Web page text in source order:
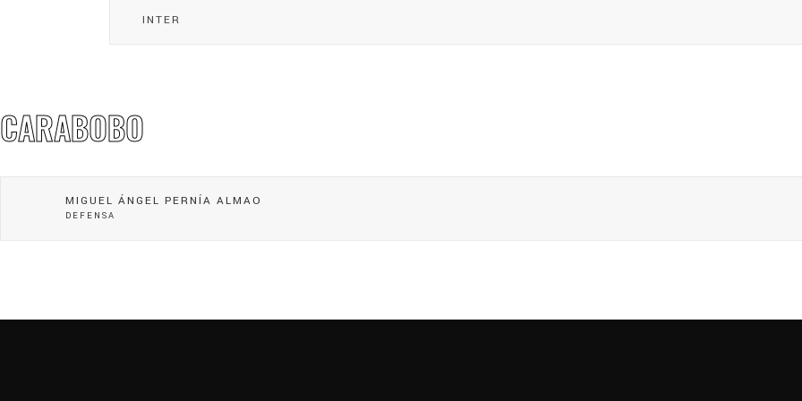
INTER
CARABOBO
MIGUEL ÁNGEL PERNÍA ALMAO
DEFENSA